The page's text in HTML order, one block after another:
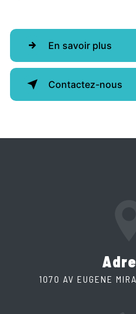
En savoir plus
Contactez-nous
1070 AV EUGENE